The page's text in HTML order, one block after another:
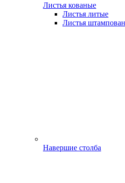
Листья кованые
Листья литые
Листья
Навершие столба